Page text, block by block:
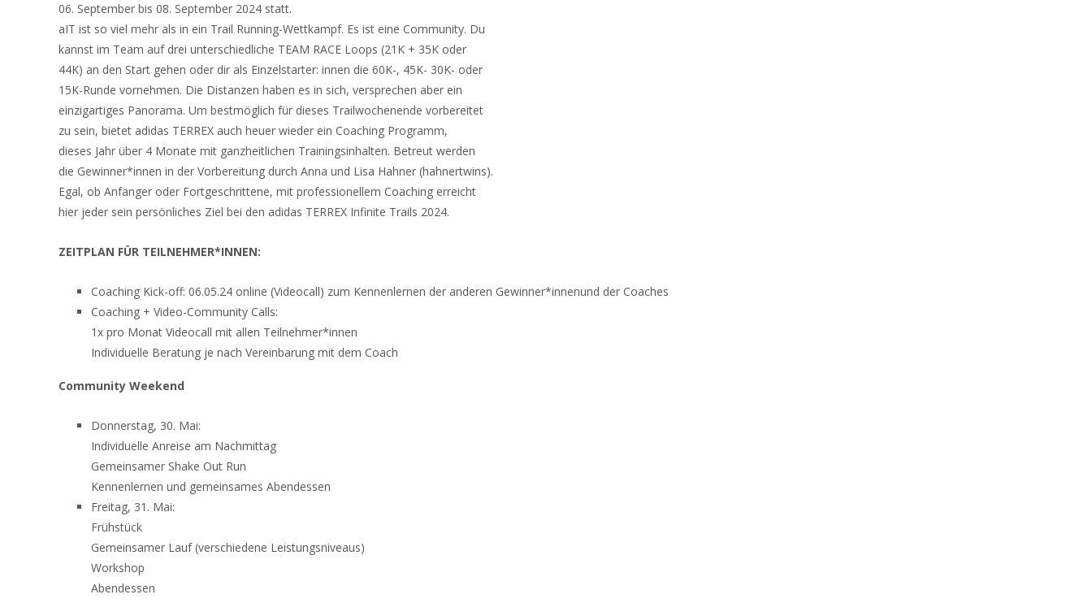
06. September bis 08. September 2024 statt.
aIT ist so viel mehr als in ein Trail Running-Wettkampf. Es ist eine Community. Du
kannst im Team auf drei unterschiedliche TEAM RACE Loops (21K + 35K oder
44K) an den Start gehen oder dir als Einzelstarter: innen die 60K-, 45K- 30K- oder
15K-Runde vornehmen. Die Distanzen haben es in sich, versprechen aber ein
einzigartiges Panorama. Um bestmöglich für dieses Trailwochenende vorbereitet
zu sein, bietet adidas TERREX auch heuer wieder ein Coaching Programm,
dieses Jahr über 4 Monate mit ganzheitlichen Trainingsinhalten. Betreut werden
die Gewinner*innen in der Vorbereitung durch Anna und Lisa Hahner (hahnertwins).
Egal, ob Anfänger oder Fortgeschrittene, mit professionellem Coaching erreicht
hier jeder sein persönliches Ziel bei den adidas TERREX Infinite Trails 2024.
ZEITPLAN FÜR TEILNEHMER*INNEN:
Coaching Kick-off: 06.05.24 online (Videocall) zum Kennenlernen der anderen Gewinner*innenund der Coaches
Coaching + Video-Community Calls:
1x pro Monat Videocall mit allen Teilnehmer*innen
Individuelle Beratung je nach Vereinbarung mit dem Coach
Community Weekend
Donnerstag, 30. Mai:
Individuelle Anreise am Nachmittag
Gemeinsamer Shake Out Run
Kennenlernen und gemeinsames Abendessen
Freitag, 31. Mai:
Frühstück
Gemeinsamer Lauf (verschiedene Leistungsniveaus)
Workshop
Abendessen